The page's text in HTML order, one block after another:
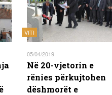
VITI
05/04/2019
Në 20-vjetorin e
rënies përkujtohen
dëshmorët e